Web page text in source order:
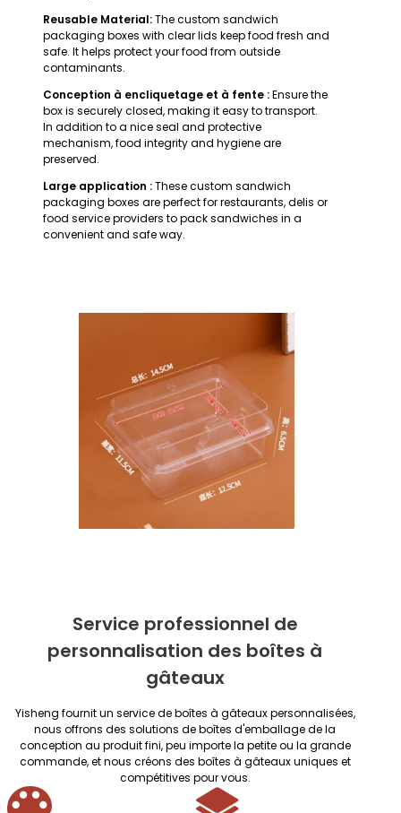
Reusable Material:The custom sandwich
packaging boxes with clear lids keep food fresh and
safe. It helps protect your food from outside
contaminants.
Conception à encliquetage et à fente :Ensure the
box is securely closed, making it easy to transport.
In addition to a nice seal and protective
mechanism, food integrity and hygiene are
preserved.
Large application :These custom sandwich
packaging boxes are perfect for restaurants, delis or
food service providers to pack sandwiches in a
convenient and safe way.
Service professionnel de
personnalisation des boîtes à
gâteaux
Yisheng fournit un service de boîtes à gâteaux personnalisées,
nous offrons des solutions de boîtes d'emballage de la
conception au produit fini, peu importe la petite ou la grande
commande, et nous créons des boîtes à gâteaux uniques et
compétitives pour vous.